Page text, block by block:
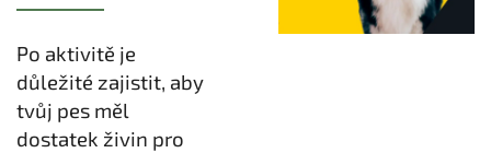
Po aktivitě je
důležité zajistit, aby
tvůj pes měl
dostatek živin pro